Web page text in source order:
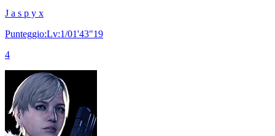
J a s p y x
Punteggio:Lv:1/01'43"19
4